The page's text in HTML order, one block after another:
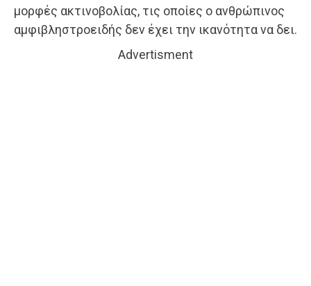
μορφές ακτινοβολίας, τις οποίες ο ανθρώπινος
αμφιβληστροειδής δεν έχει την ικανότητα να δει.
Advertisment